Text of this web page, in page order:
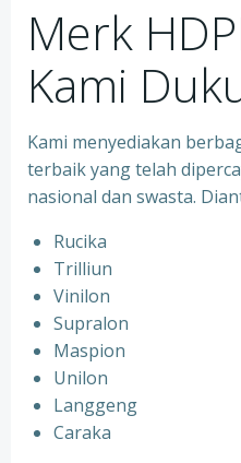
Merk
Kami
Kami menyediakan
terbaik yang telah
nasional dan swasta.
Rucika
Trilliun
Vinilon
Supralon
Maspion
Unilon
Langgeng
Caraka